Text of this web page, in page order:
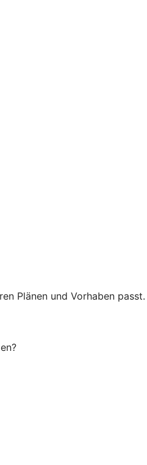
Plänen und Vorhaben